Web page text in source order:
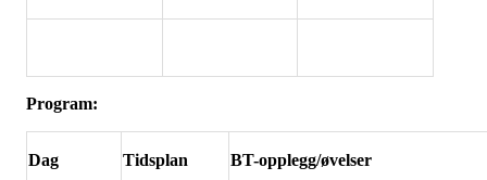
Program:
Dag Tidsplan BT-opplegg/øvelser